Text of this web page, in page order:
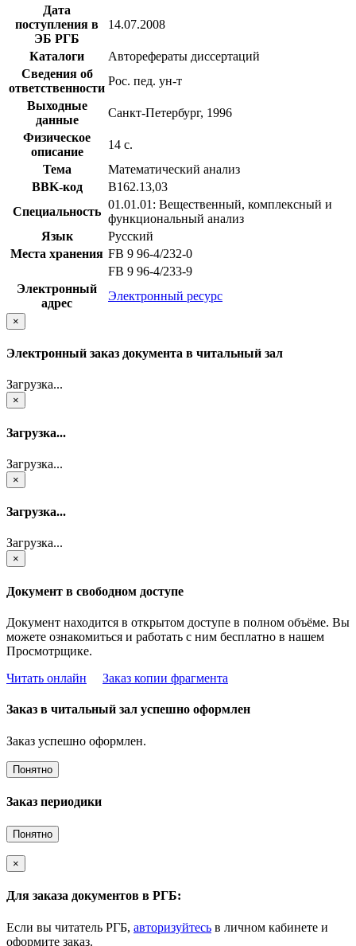
Дата
поступления в
ЭБ РГБ
14.07.2008
Каталоги
Авторефераты диссертаций
Сведения об
ответственности
Рос. пед. ун-т
Выходные
данные
Санкт-Петербург, 1996
Физическое
описание
14 с.
Тема
Математический анализ
BBK-код
В162.13,03
Специальность
01.01.01: Вещественный, комплексный и
функциональный анализ
Язык
Русский
Места хранения FB 9 96-4/232-0
FB 9 96-4/233-9
Электронный
адрес
Электронный ресурс
×
Электронный заказ документа в читальный зал
Загрузка...
×
Загрузка...
Загрузка...
×
Загрузка...
Загрузка...
×
Документ в свободном доступе
Документ находится в открытом доступе в полном объёме. Вы
можете ознакомиться и работать с ним бесплатно в нашем
Просмотрщике.
Читать онлайн
Заказ копии фрагмента
Заказ в читальный зал успешно оформлен
Заказ успешно оформлен.
Понятно
Заказ периодики
Понятно
×
Для заказа документов в РГБ:
Если вы читатель РГБ, авторизуйтесь в личном кабинете и
оформите заказ.